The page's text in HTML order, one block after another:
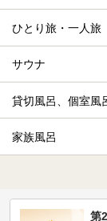
ひとり旅・一人旅
サウナ
貸切風呂、個室風
家族風呂
第